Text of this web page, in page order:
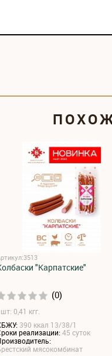
"Карпатские"
(0)
0,41 кгг.
390 ккал 13/38/1
реализации:45 суток
мясокомбинат